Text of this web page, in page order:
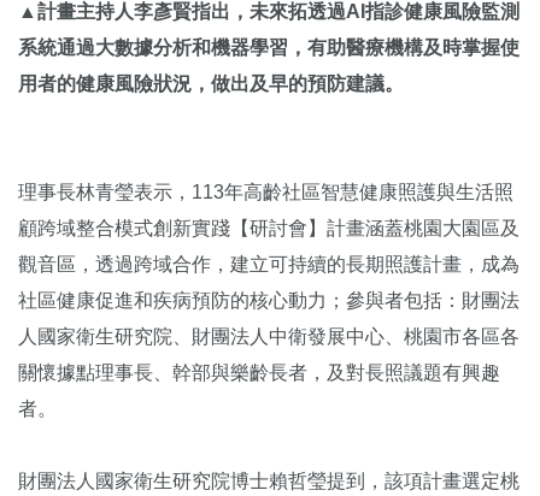
▲計畫主持人李彥賢指出，未來拓透過AI指診健康風險監測
系統通過大數據分析和機器學習，有助醫療機構及時掌握使
用者的健康風險狀況，做出及早的預防建議。
理事長林青瑩表示，113年高齡社區智慧健康照護與生活照
顧跨域整合模式創新實踐【研討會】計畫涵蓋桃園大園區及
觀音區，透過跨域合作，建立可持續的長期照護計畫，成為
社區健康促進和疾病預防的核心動力；參與者包括：財團法
人國家衛生研究院、財團法人中衛發展中心、桃園市各區各
關懷據點理事長、幹部與樂齡長者，及對長照議題有興趣
者。
財團法人國家衛生研究院博士賴哲瑩提到，該項計畫選定桃